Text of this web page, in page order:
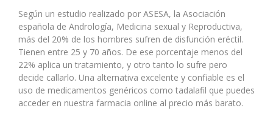
Según un estudio realizado por ASESA, la Asociación
española de Andrología, Medicina sexual y Reproductiva,
más del 20% de los hombres sufren de disfunción eréctil.
Tienen entre 25 y 70 años. De ese porcentaje menos del
22% aplica un tratamiento, y otro tanto lo sufre pero
decide callarlo. Una alternativa excelente y confiable es el
uso de medicamentos genéricos como tadalafil que puedes
acceder en nuestra farmacia online al precio más barato.